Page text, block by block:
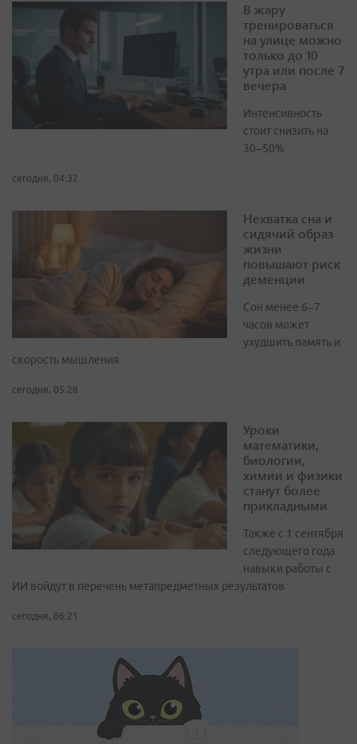
В жару
тренироваться
на улице можно
только до 10
утра или после 7
вечера
Интенсивность
стоит снизить на
30–50%
сегодня, 04:32
Нехватка сна и
сидячий образ
жизни
повышают риск
деменции
Сон менее 6–7
часов может
ухудшить память и
скорость мышления
сегодня, 05:28
Уроки
математики,
биологии,
химии и физики
станут более
прикладными
Также с 1 сентября
следующего года
навыки работы с
ИИ войдут в перечень метапредметных результатов
сегодня, 06:21